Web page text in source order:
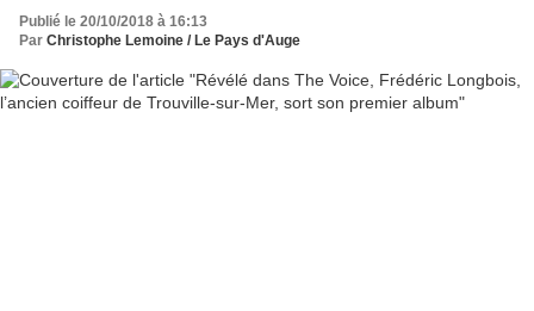
Publié le 20/10/2018 à 16:13
Par Christophe Lemoine / Le Pays d'Auge